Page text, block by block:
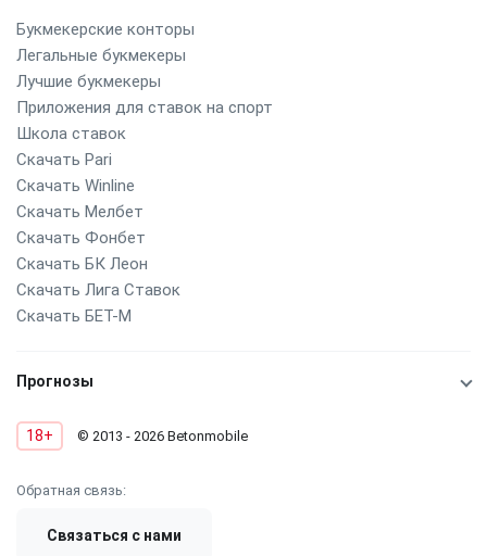
Букмекерские конторы
Легальные букмекеры
Лучшие букмекеры
Приложения для ставок на спорт
Школа ставок
Скачать Pari
Скачать Winline
Скачать Мелбет
Скачать Фонбет
Скачать БК Леон
Скачать Лига Ставок
Скачать БЕТ-М
Прогнозы
18+ © 2013 - 2026 Betonmobile
Обратная связь:
Связаться с нами